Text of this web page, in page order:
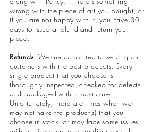
wrong with the piece of art you bought, or
if you are not happy with it, you have 30
days to issue a refund and return your
piece.
Refunds: We are committed to serving our
customers with the best products. Every
single product that you choose is
thoroughly inspected, checked for defects
and packaged with utmost care.
Unfortunately, there are times when we
may not have the product(s) that you
choose in stock, or may face some issues